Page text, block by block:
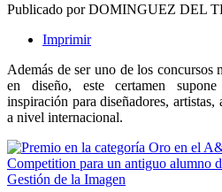
Publicado por DOMINGUEZ DEL
Imprimir
Además de ser uno de los concursos
en diseño, este certamen
inspiración para diseñadores, artistas,
a nivel internacional.